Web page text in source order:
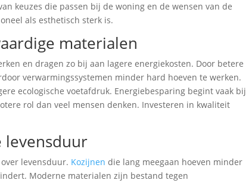
keuzes die passen bij de woning en de wensen van de
als esthetisch sterk is.
materialen
en dragen zo bij aan lagere energiekosten. Door betere
verwarmingssystemen minder hard hoeven te werken.
ecologische voetafdruk. Energiebesparing begint vaak bij
rol dan veel mensen denken. Investeren in kwaliteit
levensduur
levensduur. Kozijnen die lang meegaan hoeven minder
Moderne materialen zijn bestand tegen